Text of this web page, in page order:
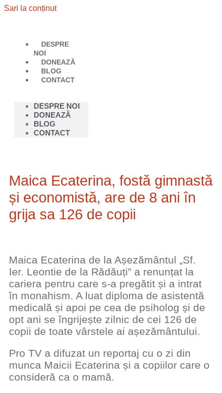
Sari la conținut
DESPRE
NOI
DONEAZĂ
BLOG
CONTACT
DESPRE NOI
DONEAZĂ
BLOG
CONTACT
Maica Ecaterina, fostă gimnastă
și economistă, are de 8 ani în
grija sa 126 de copii
Maica Ecaterina de la Așezământul „Sf.
Ier. Leontie de la Rădăuți” a renunțat la
cariera pentru care s-a pregătit și a intrat
în monahism. A luat diploma de asistentă
medicală și apoi pe cea de psiholog și de
opt ani se îngrijește zilnic de cei 126 de
copii de toate vârstele ai așezământului.
Pro TV a difuzat un reportaj cu o zi din
munca Maicii Ecaterina și a copiilor care o
consideră ca o mamă.